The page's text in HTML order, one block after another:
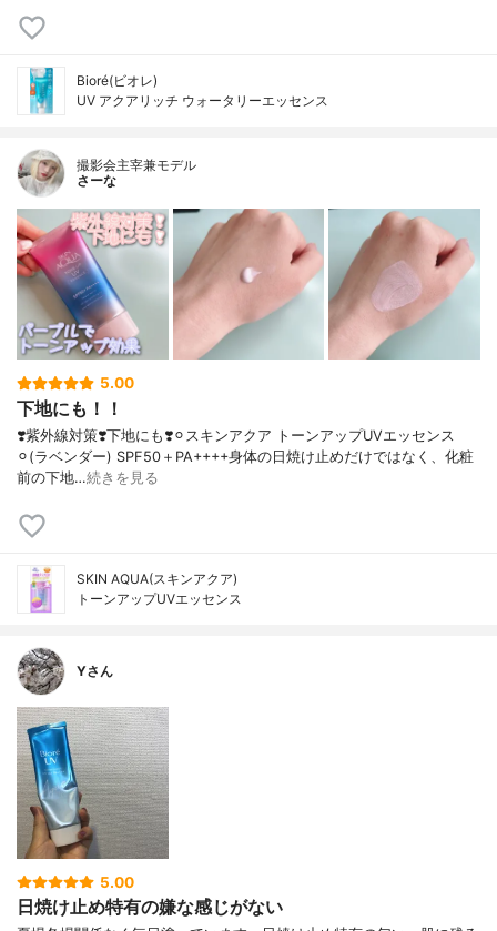
Bioré(ビオレ)
UV アクアリッチ ウォータリーエッセンス
撮影会主宰兼モデル
さーな
5.00
下地にも！！
❣️紫外線対策❣️下地にも❣️⚪︎スキンアクア トーンアップUVエッセンス
⚪︎(ラベンダー) SPF50＋PA++++身体の日焼け止めだけではなく、化粧
前の下地…続きを見る
SKIN AQUA(スキンアクア)
トーンアップUVエッセンス
Yさん
5.00
日焼け止め特有の嫌な感じがない